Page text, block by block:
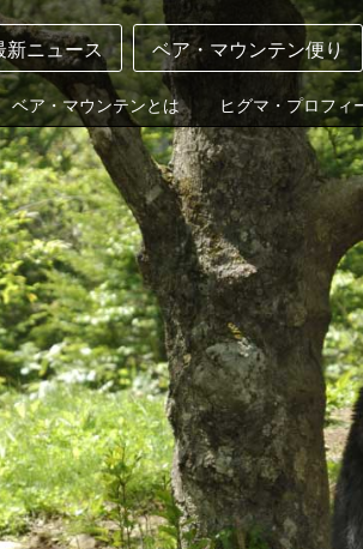
新ニュース ベア・マウンテン便り
ベア・マウンテンとは ヒグマ・プロフィ